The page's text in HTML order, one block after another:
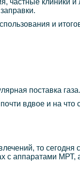
частные клиники
и
поставка газа.
вдвое и на что
то сегодня
с аппаратами МРТ,